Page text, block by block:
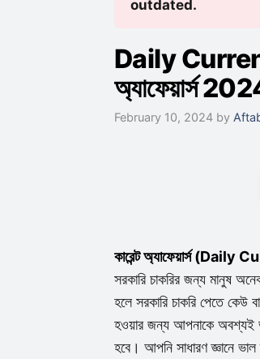
outdated.
Daily
অ্যাফেয়ার্স
February 10, 2024 by
কারেন্ট অ্যাফেয়ার্স
সরকারি চাকরির জন্য মানুষ
হলে সরকারি চাকরি পেতে কেউ
হওয়ার জন্য আপনাকে অবশ্যই
হবে। আপনি সাধারণ জ্ঞানে